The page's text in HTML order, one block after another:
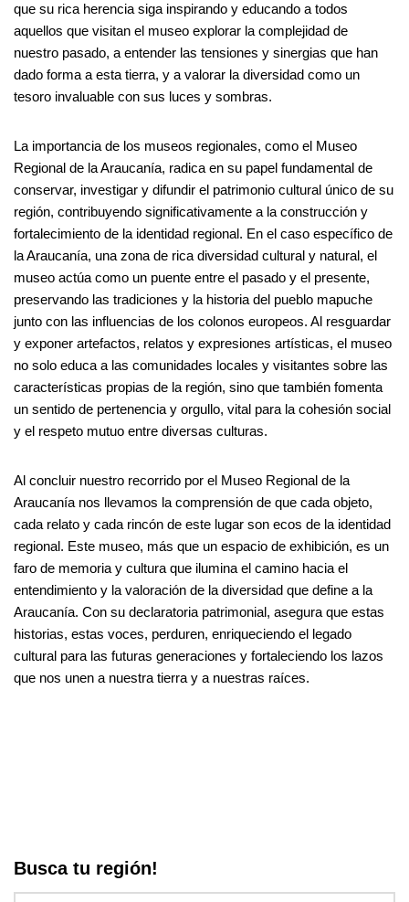
que su rica herencia siga inspirando y educando a todos
aquellos que visitan el museo explorar la complejidad de
nuestro pasado, a entender las tensiones y sinergias que han
dado forma a esta tierra, y a valorar la diversidad como un
tesoro invaluable con sus luces y sombras.
La importancia de los museos regionales, como el Museo
Regional de la Araucanía, radica en su papel fundamental de
conservar, investigar y difundir el patrimonio cultural único de su
región, contribuyendo significativamente a la construcción y
fortalecimiento de la identidad regional. En el caso específico de
la Araucanía, una zona de rica diversidad cultural y natural, el
museo actúa como un puente entre el pasado y el presente,
preservando las tradiciones y la historia del pueblo mapuche
junto con las influencias de los colonos europeos. Al resguardar
y exponer artefactos, relatos y expresiones artísticas, el museo
no solo educa a las comunidades locales y visitantes sobre las
características propias de la región, sino que también fomenta
un sentido de pertenencia y orgullo, vital para la cohesión social
y el respeto mutuo entre diversas culturas.
Al concluir nuestro recorrido por el Museo Regional de la
Araucanía nos llevamos la comprensión de que cada objeto,
cada relato y cada rincón de este lugar son ecos de la identidad
regional. Este museo, más que un espacio de exhibición, es un
faro de memoria y cultura que ilumina el camino hacia el
entendimiento y la valoración de la diversidad que define a la
Araucanía. Con su declaratoria patrimonial, asegura que estas
historias, estas voces, perduren, enriqueciendo el legado
cultural para las futuras generaciones y fortaleciendo los lazos
que nos unen a nuestra tierra y a nuestras raíces.
Busca tu región!